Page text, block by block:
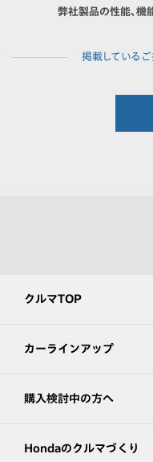
弊社製品の性能、機
クルマTOP
カーラインアップ
購入検討中の方へ
Hondaのクルマづくり